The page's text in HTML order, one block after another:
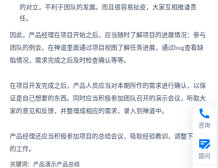
的对立，不利于团队的发展。而且很容易扯皮，大家互相推诿责
任。
因此，产品经理在项目开始之后，应当随时了解项目的进展情况：参与
团队的例会，在禅道里面通过项目视图了解任务进展，通过bug查看缺
陷情况，需求完成之后及时检查确认等等。
在项目开发完成之后，产品人员应当对本期所作的需求进行确认，以保
证是自己想要的东西。同时应当积极参加团队召开的演示会议，听取大
家的意见和反馈，并整理成相应的需求，录入到禅道中。
产品经理还应当积极参加项目的总结会议，吸取经验教训，调整下一步
的工作。
关键词 ：产品演示产品总结
咨询
提问